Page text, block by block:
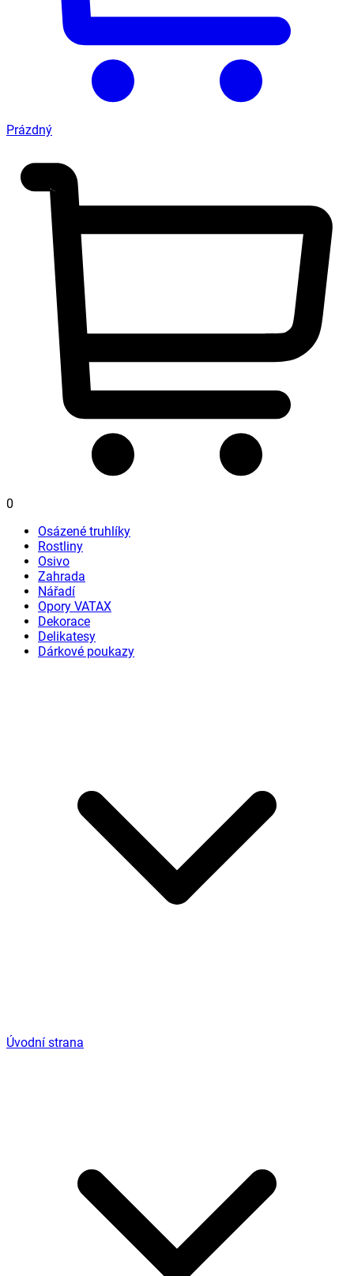
Prázdný
0
Osázené truhlíky
Rostliny
Osivo
Zahrada
Nářadí
Opory VATAX
Dekorace
Delikatesy
Dárkové poukazy
Úvodní strana